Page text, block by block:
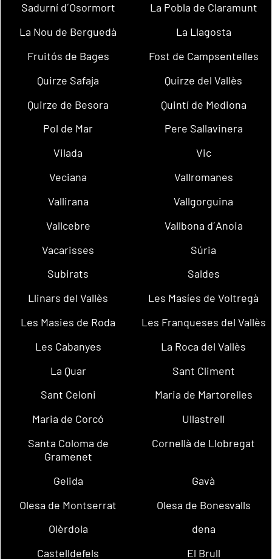
Sadurní d´Osormort
La Pobla de Claramunt
La Nou de Berguedà
La Llagosta
Fruitós de Bages
Fost de Campsentelles
Quirze Safaja
Quirze del Vallès
Quirze de Besora
Quintí de Mediona
Pol de Mar
Pere Sallavinera
Vilada
Vic
Veciana
Vallromanes
Vallirana
Vallgorguina
Vallcebre
Vallbona d´Anoia
Vacarisses
Súria
Subirats
Saldes
Llinars del Vallès
Les Masíes de Voltregà
Les Masies de Roda
Les Franqueses del Vallès
Les Cabanyes
La Roca del Vallès
La Quar
Sant Climent
Sant Celoni
Maria de Martorelles
Maria de Corcó
Ullastrell
Santa Coloma de
Gramenet
Cornellà de Llobregat
Gelida
Gavà
Olesa de Montserrat
Olesa de Bonesvalls
Olèrdola
dena
Castelldefels
El Brull